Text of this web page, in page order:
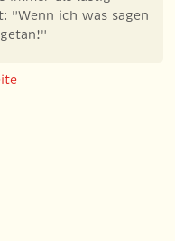
"Wenn ich was sagen